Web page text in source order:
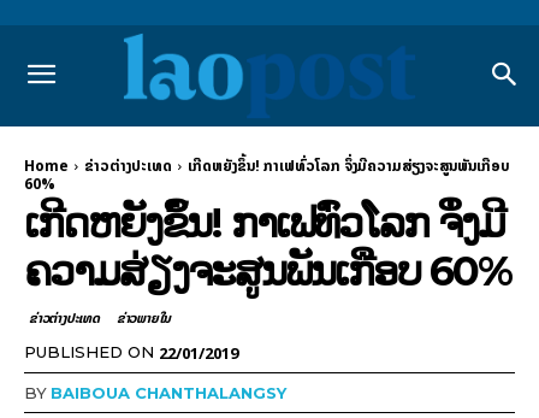
Home ຂ່າວຕ່າງປະເທດ
ເກີດຫຍັງຂຶ້ນ! ກາເຟທົ່ວໂລກ ຈຶ່ງມີຄວາມສ່ຽງຈະສູນພັນເກືອບ
60%
ເກີດຫຍັງຂຶ້ນ! ກາເຟທົ່ວໂລກ ຈຶ່ງມີ
ຄວາມສ່ຽງຈະສູນພັນເກືອບ 60%
ຂ່າວຕ່າງປະເທດ ຂ່າວພາຍ​ໃນ
PUBLISHED ON 22/01/2019
BY BAIBOUA CHANTHALANGSY